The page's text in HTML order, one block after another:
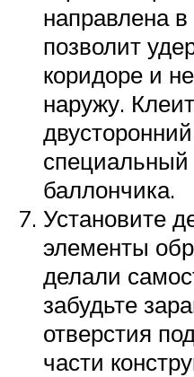
направлена
позволит
коридоре и
наружу.
специальный
баллончика.
Установите
элементы
делали
забудьте
отверстия
части